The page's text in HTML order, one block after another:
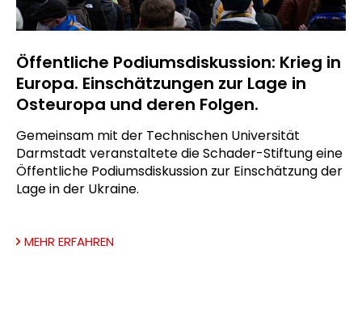
Öffentliche Podiumsdiskussion: Krieg in
Europa. Einschätzungen zur Lage in
Osteuropa und deren Folgen.
Gemeinsam mit der Technischen Universität
Darmstadt veranstaltete die Schader-Stiftung eine
Öffentliche Podiumsdiskussion zur Einschätzung der
Lage in der Ukraine.
MEHR ERFAHREN